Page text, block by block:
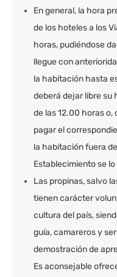
En general, la hora
de los hoteles a los
horas, pudiéndose
llegue con
la habitación hasta
deberá dejar libre su
de las 12.00 horas o,
pagar el
la habitación fuera
Establecimiento se
Las propinas, salvo
tienen carácter
cultura del país,
guía, camareros y
demostración de
Es aconsejable